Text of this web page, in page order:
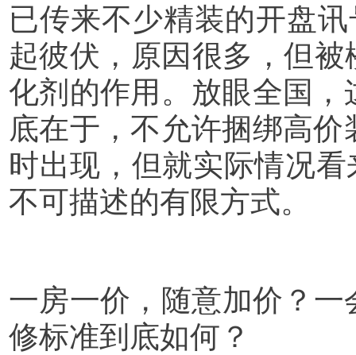
已传来不少精装的开盘
起彼伏，原因很多，但
化剂的作用。放眼全国
底在于，不允许捆绑高
时出现，但就实际情况
不可描述的有限方式。
一房一价，随意加价？一
修标准到底如何？